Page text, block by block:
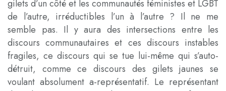
gilets d’un côté et les communautés féministes et LGBT
de l’autre, irréductibles l’un à l’autre ? Il ne me
semble pas. Il y aura des intersections entre les
discours communautaires et ces discours instables
fragiles, ce discours qui se tue lui-même qui s’auto-
détruit, comme ce discours des gilets jaunes se
voulant absolument a-représentatif. Le représentant